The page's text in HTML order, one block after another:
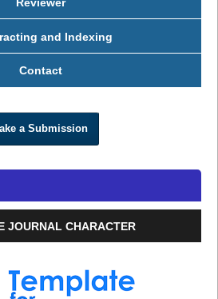
and Indexing
Contact
a Submission
JOURNAL CHARACTER